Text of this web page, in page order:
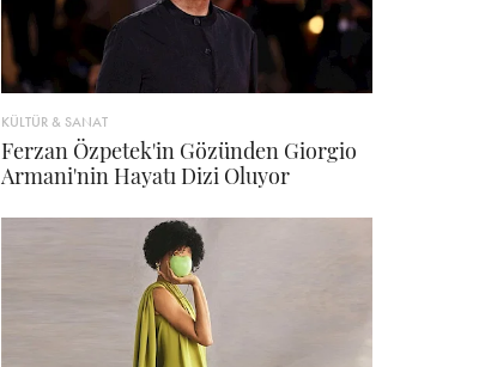
KÜLTÜR & SANAT
Ferzan Özpetek'in Gözünden Giorgio
Armani'nin Hayatı Dizi Oluyor